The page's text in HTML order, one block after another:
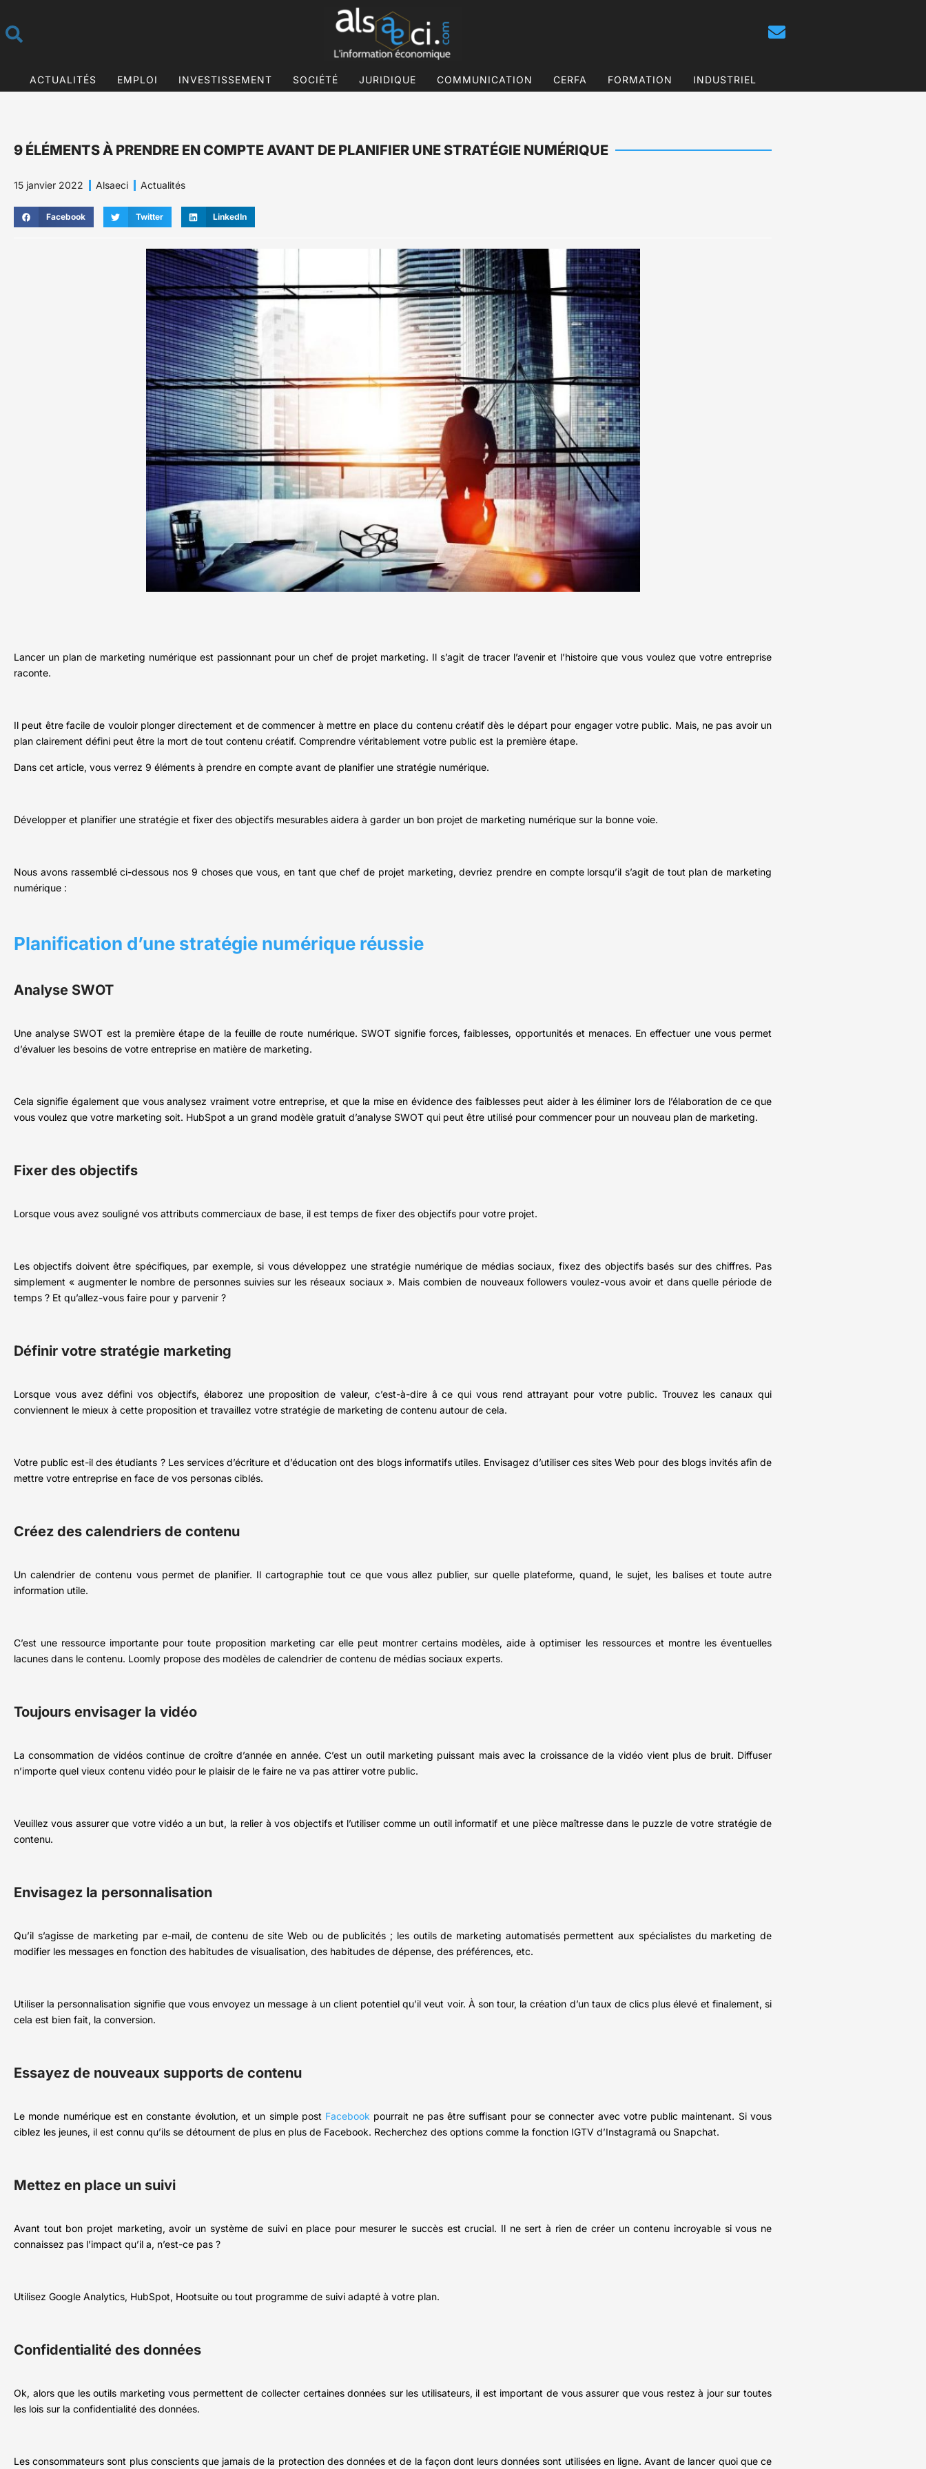
ACTUALITÉS EMPLOI INVESTISSEMENT SOCIÉTÉ JURIDIQUE COMMUNICATION CERFA FORMATION INDUSTRIEL
9 ÉLÉMENTS À PRENDRE EN COMPTE AVANT DE PLANIFIER UNE STRATÉGIE NUMÉRIQUE
15 janvier 2022 Alsaeci Actualités
Facebook Twitter LinkedIn
Lancer un plan de marketing numérique est passionnant pour un chef de projet marketing. Il s’agit de tracer l’avenir et l’histoire que vous voulez que votre entreprise
raconte.
Il peut être facile de vouloir plonger directement et de commencer à mettre en place du contenu créatif dès le départ pour engager votre public. Mais, ne pas avoir un
plan clairement défini peut être la mort de tout contenu créatif. Comprendre véritablement votre public est la première étape.
Dans cet article, vous verrez 9 éléments à prendre en compte avant de planifier une stratégie numérique.
Développer et planifier une stratégie et fixer des objectifs mesurables aidera à garder un bon projet de marketing numérique sur la bonne voie.
Nous avons rassemblé ci-dessous nos 9 choses que vous, en tant que chef de projet marketing, devriez prendre en compte lorsqu’il s’agit de tout plan de marketing
numérique :
Planification d’une stratégie numérique réussie
Analyse SWOT
Une analyse SWOT est la première étape de la feuille de route numérique. SWOT signifie forces, faiblesses, opportunités et menaces. En effectuer une vous permet
d’évaluer les besoins de votre entreprise en matière de marketing.
Cela signifie également que vous analysez vraiment votre entreprise, et que la mise en évidence des faiblesses peut aider à les éliminer lors de l’élaboration de ce que
vous voulez que votre marketing soit. HubSpot a un grand modèle gratuit d’analyse SWOT qui peut être utilisé pour commencer pour un nouveau plan de marketing.
Fixer des objectifs
Lorsque vous avez souligné vos attributs commerciaux de base, il est temps de fixer des objectifs pour votre projet.
Les objectifs doivent être spécifiques, par exemple, si vous développez une stratégie numérique de médias sociaux, fixez des objectifs basés sur des chiffres. Pas
simplement « augmenter le nombre de personnes suivies sur les réseaux sociaux ». Mais combien de nouveaux followers voulez-vous avoir et dans quelle période de
temps ? Et qu’allez-vous faire pour y parvenir ?
Définir votre stratégie marketing
Lorsque vous avez défini vos objectifs, élaborez une proposition de valeur, c’est-à-dire â ce qui vous rend attrayant pour votre public. Trouvez les canaux qui
conviennent le mieux à cette proposition et travaillez votre stratégie de marketing de contenu autour de cela.
Votre public est-il des étudiants ? Les services d’écriture et d’éducation ont des blogs informatifs utiles. Envisagez d’utiliser ces sites Web pour des blogs invités afin de
mettre votre entreprise en face de vos personas ciblés.
Créez des calendriers de contenu
Un calendrier de contenu vous permet de planifier. Il cartographie tout ce que vous allez publier, sur quelle plateforme, quand, le sujet, les balises et toute autre
information utile.
C’est une ressource importante pour toute proposition marketing car elle peut montrer certains modèles, aide à optimiser les ressources et montre les éventuelles
lacunes dans le contenu. Loomly propose des modèles de calendrier de contenu de médias sociaux experts.
Toujours envisager la vidéo
La consommation de vidéos continue de croître d’année en année. C’est un outil marketing puissant mais avec la croissance de la vidéo vient plus de bruit. Diffuser
n’importe quel vieux contenu vidéo pour le plaisir de le faire ne va pas attirer votre public.
Veuillez vous assurer que votre vidéo a un but, la relier à vos objectifs et l’utiliser comme un outil informatif et une pièce maîtresse dans le puzzle de votre stratégie de
contenu.
Envisagez la personnalisation
Qu’il s’agisse de marketing par e-mail, de contenu de site Web ou de publicités ; les outils de marketing automatisés permettent aux spécialistes du marketing de
modifier les messages en fonction des habitudes de visualisation, des habitudes de dépense, des préférences, etc.
Utiliser la personnalisation signifie que vous envoyez un message à un client potentiel qu’il veut voir. À son tour, la création d’un taux de clics plus élevé et finalement, si
cela est bien fait, la conversion.
Essayez de nouveaux supports de contenu
Le monde numérique est en constante évolution, et un simple post Facebook pourrait ne pas être suffisant pour se connecter avec votre public maintenant. Si vous
ciblez les jeunes, il est connu qu’ils se détournent de plus en plus de Facebook. Recherchez des options comme la fonction IGTV d’Instagramâ ou Snapchat.
Mettez en place un suivi
Avant tout bon projet marketing, avoir un système de suivi en place pour mesurer le succès est crucial. Il ne sert à rien de créer un contenu incroyable si vous ne
connaissez pas l’impact qu’il a, n’est-ce pas ?
Utilisez Google Analytics, HubSpot, Hootsuite ou tout programme de suivi adapté à votre plan.
Confidentialité des données
Ok, alors que les outils marketing vous permettent de collecter certaines données sur les utilisateurs, il est important de vous assurer que vous restez à jour sur toutes
les lois sur la confidentialité des données.
Les consommateurs sont plus conscients que jamais de la protection des données et de la façon dont leurs données sont utilisées en ligne. Avant de lancer quoi que ce